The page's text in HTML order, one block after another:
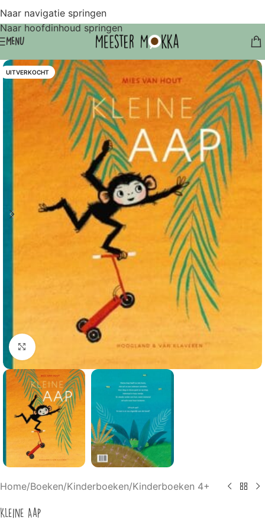
Naar navigatie springen
Naar hoofdinhoud springen
MENU
UITVERKOCHT
Klik om te vergroten
Home/Boeken/Kinderboeken/Kinderboeken 4+
Kleine Aap